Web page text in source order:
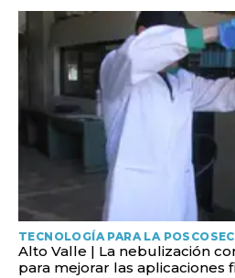
TECNOLOGÍA PARA LA
Alto Valle | La nebulización
para mejorar las aplicaciones